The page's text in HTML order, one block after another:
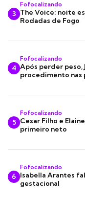
3
Fofocalizando
The Voice: noite
Rodadas de Fogo
4
Fofocalizando
Após perder peso,
procedimento nas
5
Fofocalizando
Cesar Filho e
primeiro neto
6
Fofocalizando
Isabella Arantes
gestacional